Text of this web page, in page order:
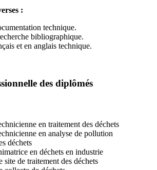
:
technique.
bibliographique.
et en anglais technique.
des diplômés
en traitement des déchets
en analyse de pollution
déchets
en déchets en industrie
site de traitement des déchets